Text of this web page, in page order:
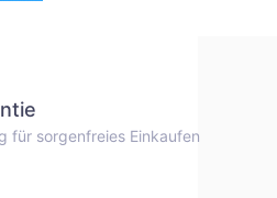
für sorgenfreies Einkaufen